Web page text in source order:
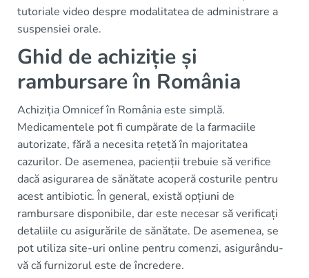
tutoriale video despre modalitatea de administrare a
suspensiei orale.
Ghid de achiziție și
rambursare în România
Achiziția Omnicef în România este simplă.
Medicamentele pot fi cumpărate de la farmaciile
autorizate, fără a necesita rețetă în majoritatea
cazurilor. De asemenea, pacienții trebuie să verifice
dacă asigurarea de sănătate acoperă costurile pentru
acest antibiotic. În general, există opțiuni de
rambursare disponibile, dar este necesar să verificați
detaliile cu asigurările de sănătate. De asemenea, se
pot utiliza site-uri online pentru comenzi, asigurându-
vă că furnizorul este de încredere.